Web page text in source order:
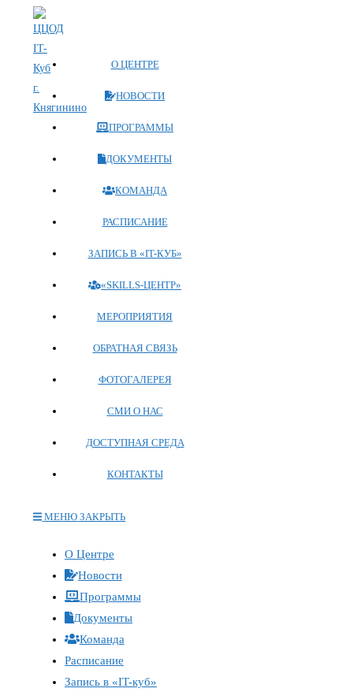
Перейти
к
содержимому
О ЦЕНТРЕ
НОВОСТИ
ПРОГРАММЫ
ДОКУМЕНТЫ
КОМАНДА
РАСПИСАНИЕ
ЗАПИСЬ В «IT-КУБ»
«SKILLS-ЦЕНТР»
МЕРОПРИЯТИЯ
ОБРАТНАЯ СВЯЗЬ
ФОТОГАЛЕРЕЯ
СМИ О НАС
ДОСТУПНАЯ СРЕДА
КОНТАКТЫ
МЕНЮ ЗАКРЫТЬ
кнопку,
чтобы
развернуть
свернуть
меню
О Центре
Новости
Программы
Документы
Команда
Расписание
Запись в «IT-куб»